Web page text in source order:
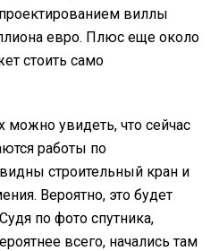
виллы
евро. Плюс еще около
стоить само
можно увидеть, что сейчас
работы по
строительный кран и
Вероятно, это будет
по фото спутника,
всего, начались там